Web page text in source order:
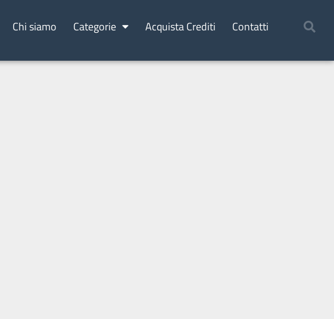
Chi siamo Categorie Acquista Crediti Contatti